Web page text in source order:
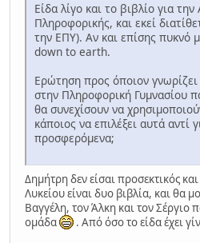
Είδα λίγο και το βιβλίο για
Πληροφορικής, και εκεί
την ΕΠΥ). Αν και επίσης πυκνό
down to earth.
Ερώτηση προς όποιον
στην Πληροφορική Γυμνασίου
θα συνεχίσουν να
κάποιος να επιλέξει αυτά αντί
προσφερόμενα;
Δημήτρη δεν είσαι προσεκτικός
Λυκείου είναι δυο βιβλία, και θα
Βαγγέλη, τον Άλκη και τον Σέργιο
ομάδα
. Από όσο το είδα έχει